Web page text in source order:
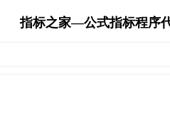
指标之家—公式指标程序